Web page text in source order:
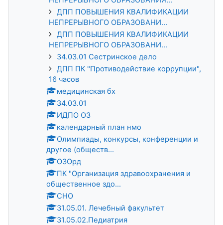
ДПП ПОВЫШЕНИЯ КВАЛИФИКАЦИИ
НЕПРЕРЫВНОГО ОБРАЗОВАНИ...
ДПП ПОВЫШЕНИЯ КВАЛИФИКАЦИИ
НЕПРЕРЫВНОГО ОБРАЗОВАНИ...
34.03.01 Сестринское дело
ДПП ПК "Противодействие коррупции",
16 часов
медицинская бх
34.03.01
ИДПО ОЗ
календарный план нмо
Олимпиады, конкурсы, конференции и
другое (обществ...
ОЗОрд
ПК "Организация здравоохранения и
общественное здо...
СНО
31.05.01. Лечебный факультет
31.05.02.Педиатрия